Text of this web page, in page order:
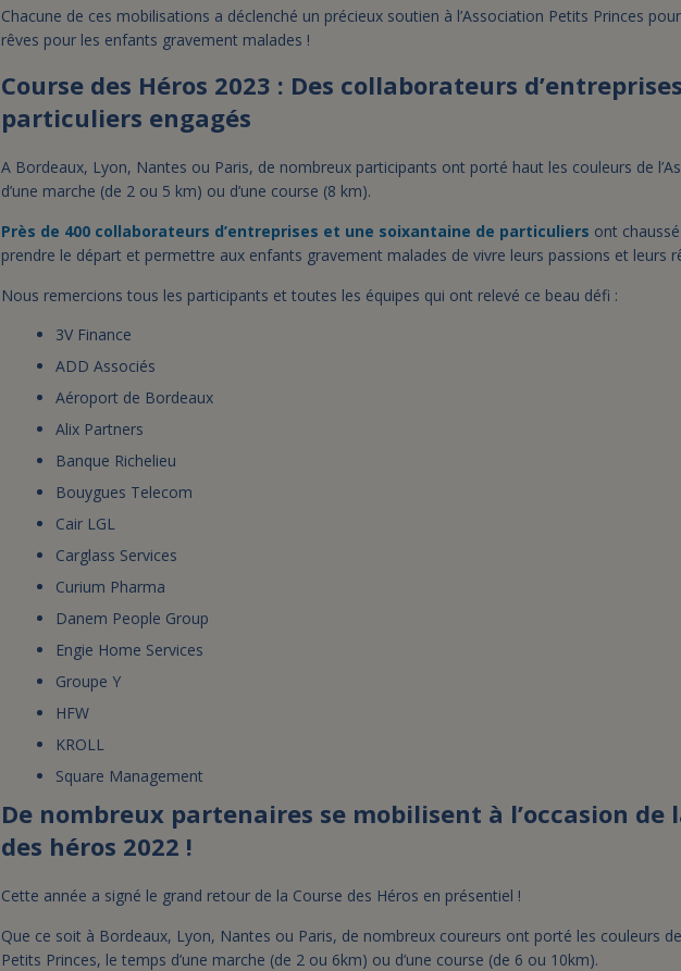
Chacune de ces mobilisations a déclenché un précieux soutien à l’Association Petits Princes
rêves pour les enfants gravement malades !
Course des Héros 2023 : Des collaborateurs
particuliers engagés
A Bordeaux, Lyon, Nantes ou Paris, de nombreux participants ont porté haut les couleurs de
d’une marche (de 2 ou 5 km) ou d’une course (8 km).
Près de 400 collaborateurs d’entreprises et une soixantaine de particuliers ont
prendre le départ et permettre aux enfants gravement malades de vivre leurs passions et leurs
Nous remercions tous les participants et toutes les équipes qui ont relevé ce beau défi :
3V Finance
ADD Associés
Aéroport de Bordeaux
Alix Partners
Banque Richelieu
Bouygues Telecom
Cair LGL
Carglass Services
Curium Pharma
Danem People Group
Engie Home Services
Groupe Y
HFW
KROLL
Square Management
De nombreux partenaires se mobilisent à l’occasion de
des héros 2022 !
Cette année a signé le grand retour de la Course des Héros en présentiel !
Que ce soit à Bordeaux, Lyon, Nantes ou Paris, de nombreux coureurs ont porté les couleurs de
Petits Princes, le temps d’une marche (de 2 ou 6km) ou d’une course (de 6 ou 10km).